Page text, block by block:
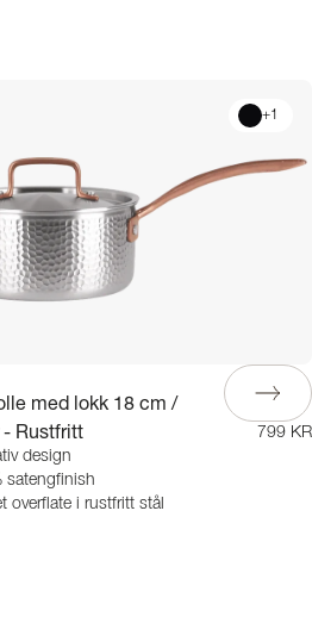
+1
med lokk 18 cm /
Rustfritt
design
satengfinish
overflate i rustfritt stål
799 KR